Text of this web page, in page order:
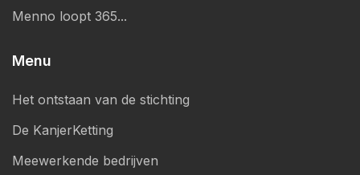
Menno loopt 365...
Menu
Het ontstaan van de stichting
De KanjerKetting
Meewerkende bedrijven